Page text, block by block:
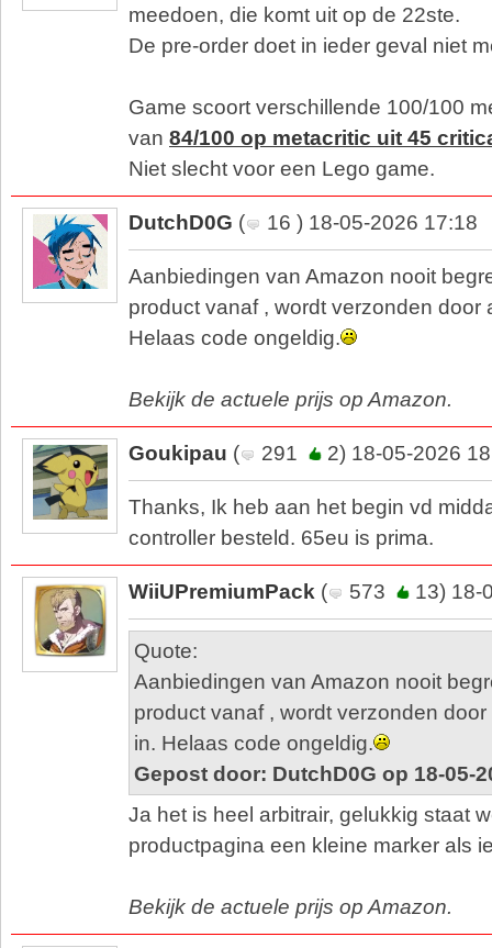
meedoen, die komt uit op de 22ste.
De pre-order doet in ieder geval niet
Game scoort verschillende 100/100
van 84/100 op metacritic uit 45
Niet slecht voor een Lego game.
DutchD0G ( 16 ) 18-05-2026 17:18
Aanbiedingen van Amazon nooit
product vanaf , wordt verzonden door
Helaas code ongeldig.
Bekijk de actuele prijs op Amazon.
Goukipau ( 291 2) 18-05-2026
Thanks, Ik heb aan het begin vd
controller besteld. 65eu is prima.
WiiUPremiumPack ( 573 13) 18-
Quote:
Aanbiedingen van Amazon nooit
product vanaf , wordt verzonden
in. Helaas code ongeldig.
Gepost door: DutchD0G op 18-05-
Ja het is heel arbitrair, gelukkig staat
productpagina een kleine marker als
Bekijk de actuele prijs op Amazon.